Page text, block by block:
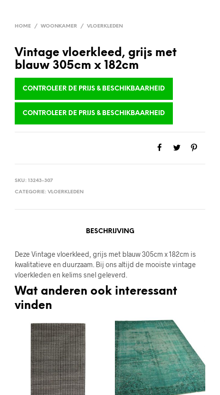
HOME / WOONKAMER / VLOERKLEDEN
Vintage vloerkleed, grijs met
blauw 305cm x 182cm
CONTROLEER DE PRIJS & BESCHIKBAARHEID
CONTROLEER DE PRIJS & BESCHIKBAARHEID
SKU: 13243-307
CATEGORIE: VLOERKLEDEN
BESCHRIJVING
Deze Vintage vloerkleed, grijs met blauw 305cm x 182cm is
kwalitatieve en duurzaam. Bij ons altijd de mooiste vintage
vloerkleden en kelims snel geleverd.
Wat anderen ook interessant
vinden